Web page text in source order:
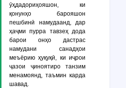
ӯҳдадориҳояшон, ки
қонунҳо барояшон
пешбинӣ намудаанд, дар
ҳаҷми пурра тавзеҳ дода
барои онҳо дастрас
намудани санадҳои
меъёрию ҳуқуқӣ, ки иҷрои
ҷазои ҷиноятиро танзим
менамоянд, таъмин карда
шавад.